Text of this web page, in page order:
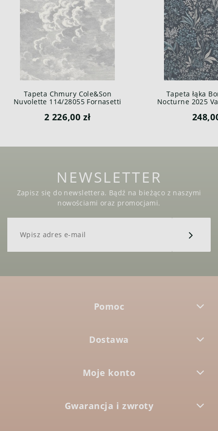
Tapeta Chmury Cole&Son
Nuvolette 114/28055 Fornasetti
2 226,00 zł
Tapeta łąka
Nocturne 2025
NEWSLETTER
Zapisz się do newslettera. Bądź na bieżąco z naszymi
nowościami oraz promocjami.
Pomoc
Dostawa
Moje konto
Gwarancja i zwroty